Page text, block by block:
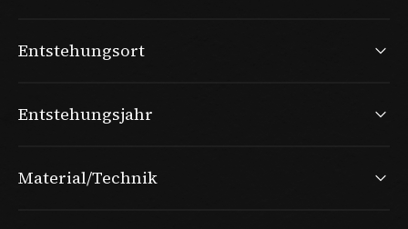
Entstehungsort
Entstehungsjahr
Material/Technik